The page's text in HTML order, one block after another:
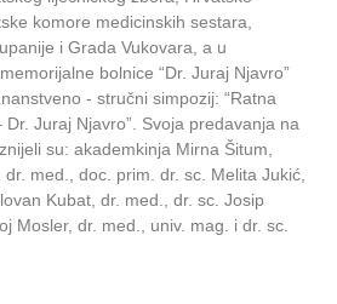
komore medicinskih sestara,
i Grada Vukovara, a u
bolnice “Dr. Juraj Njavro”
‑ stručni simpozij: “Ratna
Juraj Njavro”. Svoja predavanja na
su: akademkinja Mirna Šitum,
med., doc. prim. dr. sc. Melita Jukić,
Kubat, dr. med., dr. sc. Josip
Mosler, dr. med., univ. mag. i dr. sc.